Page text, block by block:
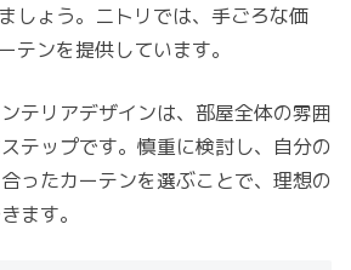
しょう。ニトリでは、手ごろな価
テンを提供しています。
テリアデザインは、部屋全体の雰囲
テップです。慎重に検討し、自分の
ったカーテンを選ぶことで、理想の
ます。